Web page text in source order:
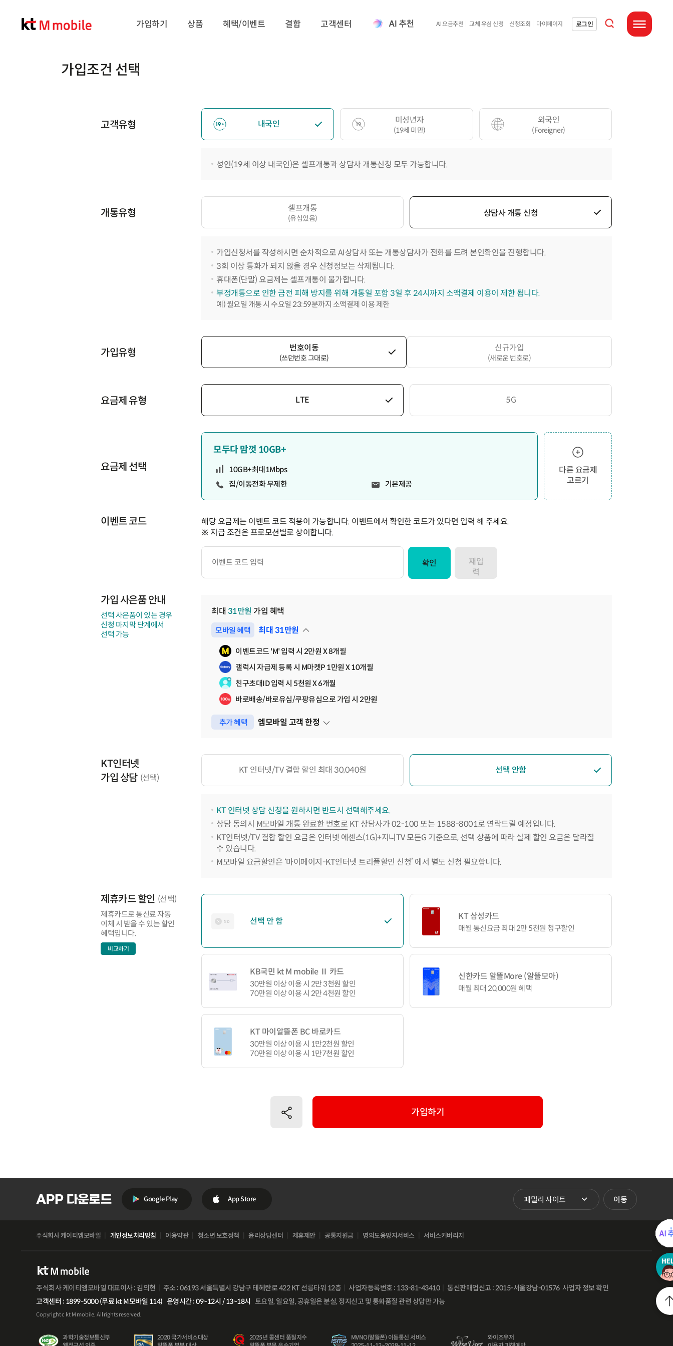
가입하기 상품 혜택/이벤트 결합 고객센터 AI 요금추천 교체 유심 신청 신청조회 마이페이지 로그인
통합검색 열기
전체메뉴 열기
가입조건 선택
고객유형 내국인 미성년자
(19세 미만)
외국인
(Foreigner)
성인(19세 이상 내국인)은 셀프개통과 상담사 개통신청 모두 가능합니다.
개통유형 셀프개통
(유심있음) 상담사 개통 신청
가입신청서를 작성하시면 순차적으로 AI상담사 또는 개통상담사가 전화를 드려 본인확인을 진행합니다.
3회 이상 통화가 되지 않을 경우 신청정보는 삭제됩니다.
휴대폰(단말) 요금제는 셀프개통이 불가합니다.
부정개통으로 인한 금전 피해 방지를 위해 개통일 포함 3일 후 24시까지 소액결제 이용이 제한 됩니다.
예) 월요일 개통 시 수요일 23:59분까지 소액결제 이용 제한
가입유형 번호이동
(쓰던번호 그대로)
신규가입
(새로운 번호로)
요금제 유형 LTE 5G
요금제 선택
모두다 맘껏 10GB+
10GB+최대1Mbps
집/이동전화 무제한
기본제공
다른 요금제
고르기
이벤트 코드
해당 요금제는 이벤트 코드 적용이 가능합니다. 이벤트에서 확인한 코드가 있다면 입력 해 주세요.
※ 지급 조건은 프로모션별로 상이합니다.
이
확인
재입
력
가입 사은품 안내
선택 사은품이 있는 경우
신청 마지막 단계에서
선택 가능
최대 31만원 가입 혜택
모바일 혜택 최대 31만원
펼쳐보기
이벤트코드 'M' 입력 시 2만원 X 8개월
갤럭시 자급제 등록 시 M마켓P 1만원 X 10개월
친구초대ID 입력 시 5천원 X 6개월
바로배송/바로유심/쿠팡유심으로 가입 시 2만원
추가 혜택 엠모바일 고객 한정
펼쳐보기
KT인터넷
가입 상담 (선택)
KT 인터넷/TV 결합 할인 최대 30,040원 선택 안함
KT 인터넷 상담 신청을 원하시면 반드시 선택해주세요.
상담 동의시 M모바일 개통 완료한 번호로 KT 상담사가 02-100 또는 1588-8001로 연락드릴 예정입니다.
KT인터넷/TV 결합 할인 요금은 인터넷 에센스(1G)+지니TV 모든G 기준으로, 선택 상품에 따라 실제 할인 요금은 달라질
수 있습니다.
M모바일 요금할인은 ‘마이페이지-KT인터넷 트리플할인 신청’ 에서 별도 신청 필요합니다.
제휴카드 할인 (선택)
제휴카드로 통신료 자동
이체 시 받을 수 있는 할인
혜택입니다.
비교하기
선택 안 함 KT 삼성카드
매월 통신요금 최대 2만 5천원 청구할인
KB국민 kt M mobile Ⅱ 카드
30만원 이상 이용 시 2만 3천원 할인
70만원 이상 이용 시 2만 4천원 할인
신한카드 알뜰More (알뜰모아)
매월 최대 20,000원 혜택
KT 마이알뜰폰 BC 바로카드
30만원 이상 이용 시 1만2천원 할인
70만원 이상 이용 시 1만7천원 할인
공유하기 가입하기
함
유심
Google Play App Store 패밀리 사이트 바로가기
이동
주식회사 케이티엠모바일 개인정보처리방침 이용약관 청소년 보호정책 윤리상담센터 제휴제안 공통지원금 명의도용방지서비스 서비스커버리지
주식회사 케이티엠모바일 대표이사 : 김의현 주소 : 06193 서울특별시 강남구 테헤란로 422 KT 선릉타워 12층 사업자등록번호 : 133-81-43410 통신판매업신고 : 2015-서울강남-01576 사업자 정보 확인
고객센터 : 1899-5000 (무료 kt M모바일 114) 운영시간 : 09~12시 / 13~18시 토요일, 일요일, 공휴일은 분실, 정지신고 및 통화품질 관련 상담만 가능
Copyright c kt M mobile. All rights reserved.
과학기술정보통신부
2020 국가서비스대상
2025년 콜센터 품질지수
MVNO(알뜰폰) 이동통신 서비스
와이즈유저